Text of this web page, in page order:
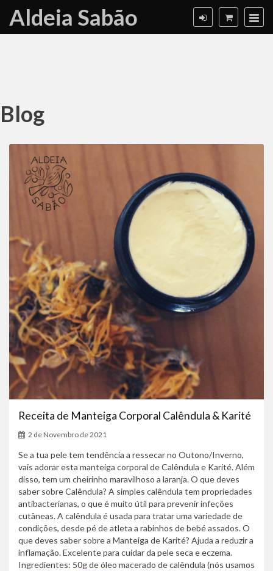
Aldeia Sabão
Blog
Receita de Manteiga Corporal Calêndula & Karité
2 de Novembro de 2021
Se a tua pele tem tendência a ressecar no Outono/Inverno,
vais adorar esta manteiga corporal de Calêndula e Karité. Além
disso, tem um cheirinho maravilhoso a laranja. O que deves
saber sobre Calêndula? A simples calêndula tem propriedades
antibacterianas, o que é muito útil para prevenir infeções
cutâneas. A calêndula é usada para tratar uma variedade de
condições, desde pé de atleta a rabinhos de bebé assados. O
que deves saber sobre a Manteiga de Karité? Ajuda a reduzir a
inflamação. Excelente para cuidar da pele seca e eczema.
Ingredientes: 50g de óleo macerado de calêndula (nós usamos